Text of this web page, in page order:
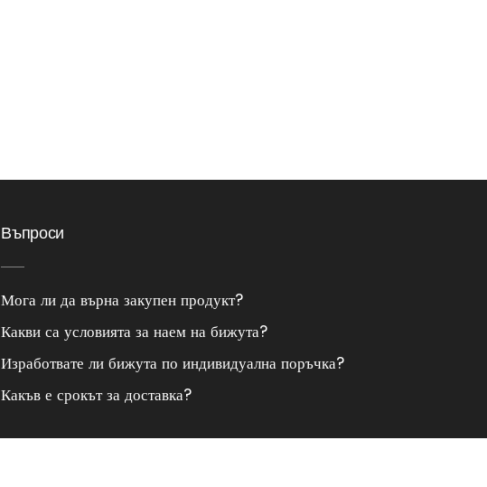
Въпроси
Мога ли да върна закупен продукт?
Какви са условията за наем на бижута?
Изработвате ли бижута по индивидуална поръчка?
Какъв е срокът за доставка?